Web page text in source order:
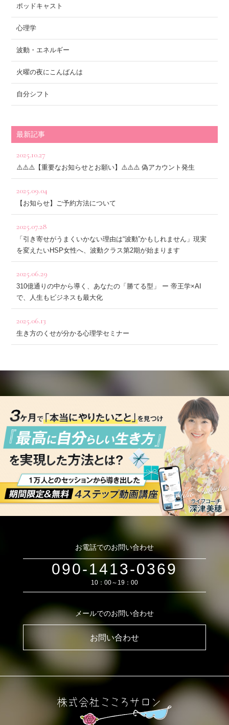
ポッドキャスト
心理学
波動・エネルギー
火曜の夜にこんばんは
自分シフト
最新記事
2025.10.27
⚠️⚠️⚠️【重要なお知らせとお願い】⚠️⚠️⚠️ 偽アカウント発生
2025.09.04
【お知らせ】ご予約方法について
2025.07.28
「引き寄せがうまくいかない理由は“波動”かもしれません」現実
を変えたいHSP女性へ、波動クラス第2期が始まります
2025.06.29
310億通りの中から導く、あなたの「勝てる型」 ー 帝王学×AI
で、人生もビジネスも最大化
2025.06.13
生き方のくせが分かる心理学セミナー
お電話でのお問い合わせ
090-1413-0369
10：00～19：00
メールでのお問い合わせ
お問い合わせ